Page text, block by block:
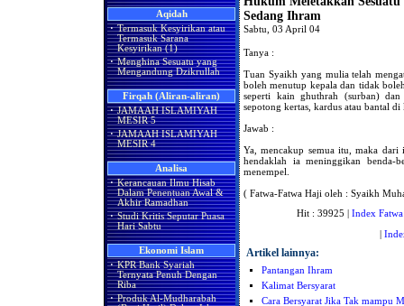
Aqidah
· Termasuk Kesyirikan atau
Termasuk Sarana
Kesyirikan (1)
· Menghina Sesuatu yang
Mengandung Dzikrullah
Firqah (Aliran-aliran)
· JAMAAH ISLAMIYAH
MESIR 5
· JAMAAH ISLAMIYAH
MESIR 4
Analisa
· Kerancauan Ilmu Hisab
Dalam Penentuan Awal &
Akhir Ramadhan
· Studi Kritis Seputar Puasa
Hari Sabtu
Ekonomi Islam
· KPR Bank Syariah
Ternyata Penuh Dengan
Riba
· Produk Al-Mudharabah
Sedang Ihram
Sabtu, 03 April 04
Tanya :
Tuan Syaikh yang mulia telah
boleh menutup kepala dan tidak
seperti kain ghuthrah (surban)
sepotong kertas, kardus atau bantal di
Jawab :
Ya, mencakup semua itu, maka dari
hendaklah ia meninggikan benda-
menempel.
( Fatwa-Fatwa Haji oleh : Syaikh
Hit : 39925 | Index Fatwa
|
Artikel lainnya:
Pantangan Ihram
Kalimat Bersyarat
Cara Bersyarat Jika Tak mampu